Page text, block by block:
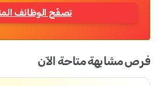
تصفّح الوظائف
فرص مشابهة متاحة الآن